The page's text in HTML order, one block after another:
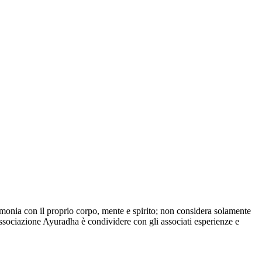
con il proprio corpo, mente e spirito; non considera solamente
Ayuradha è condividere con gli associati esperienze e